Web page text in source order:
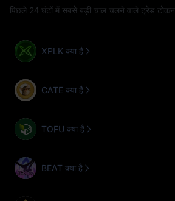
पिछले 24 घंटों में सबसे बड़ी चाल चलने वाले ट्रेड टोकन
XPLK क्या है
CATE क्या है
TOFU क्या है
BEAT क्या है